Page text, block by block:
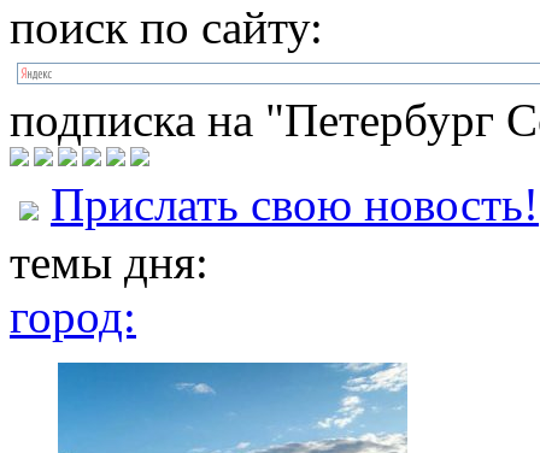
поиск по сайту:
подписка на "Петербург
Прислать свою новость!
темы дня:
город: